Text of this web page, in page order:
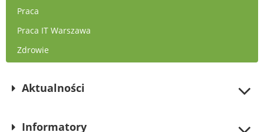
Praca
Praca IT Warszawa
Zdrowie
Aktualności
Informatory